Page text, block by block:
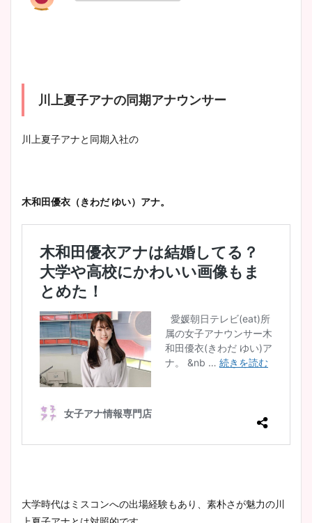
川上夏子アナの同期アナウンサー
川上夏子アナと同期入社の
木和田優衣（きわだ ゆい）アナ。
大学時代はミスコンへの出場経験もあり、素朴さが魅力の川